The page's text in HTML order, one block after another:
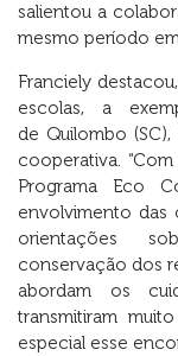
salientou a
mesmo período
Franciely
escolas, a
de Quilombo
cooperativa.
Programa Eco
envolvimento das
orientações
conservação dos
abordam os
transmitiram
especial esse